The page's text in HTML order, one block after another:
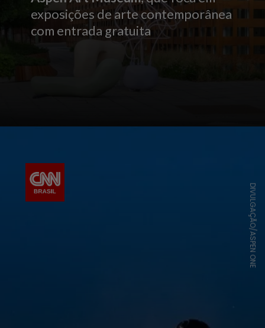
exposições de arte contemporânea
com entrada gratuita
DIVULGAÇÃO/ASPEN ONE